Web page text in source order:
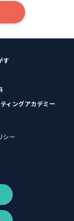
す
ィングアカデミー
シー